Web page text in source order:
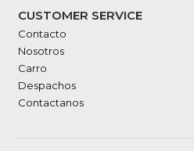
CUSTOMER SERVICE
Contacto
Nosotros
Carro
Despachos
Contactanos